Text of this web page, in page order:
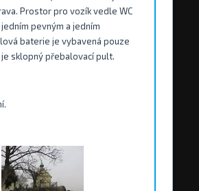
Prostor pro vozík vedle WC
pevným a jedním
baterie je vybavená pouze
sklopný přebalovací pult.